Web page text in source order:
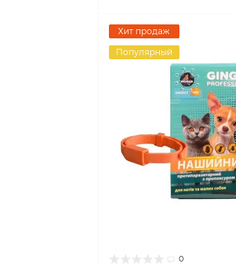
Хит продаж
Популярный
0